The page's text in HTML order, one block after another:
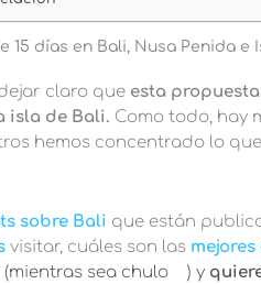
días en Bali, Nusa Penida e
claro queesta
isla de Bali. Como todo, hay
hemos concentrado lo
sobre Bali que están
visitar, cuáles son las
sea chulo
) y